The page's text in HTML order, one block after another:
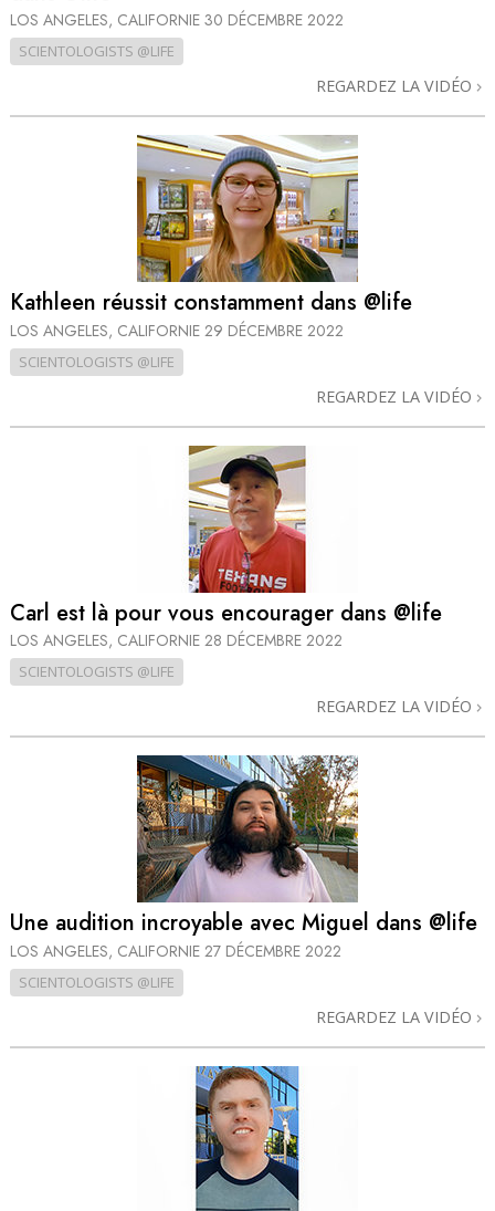
LOS ANGELES, CALIFORNIE 30 DÉCEMBRE 2022
SCIENTOLOGISTS @LIFE
REGARDEZ LA VIDÉO
Kathleen réussit constamment dans @life
LOS ANGELES, CALIFORNIE 29 DÉCEMBRE 2022
SCIENTOLOGISTS @LIFE
REGARDEZ LA VIDÉO
Carl est là pour vous encourager dans @life
LOS ANGELES, CALIFORNIE 28 DÉCEMBRE 2022
SCIENTOLOGISTS @LIFE
REGARDEZ LA VIDÉO
Une audition incroyable avec Miguel dans @life
LOS ANGELES, CALIFORNIE 27 DÉCEMBRE 2022
SCIENTOLOGISTS @LIFE
REGARDEZ LA VIDÉO